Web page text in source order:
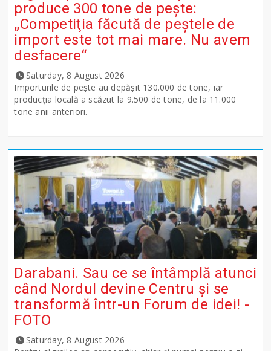
produce 300 tone de peşte:
„Competiţia făcută de peştele de
import este tot mai mare. Nu avem
desfacere“
Saturday, 8 August 2026
Importurile de peşte au depăşit 130.000 de tone, iar
producţia locală a scăzut la 9.500 de tone, de la 11.000
tone anii anteriori.
Darabani. Sau ce se întâmplă atunci
când Nordul devine Centru și se
transformă într-un Forum de idei! -
FOTO
Saturday, 8 August 2026